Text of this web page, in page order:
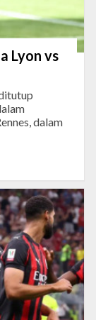
Lyon vs
dalam